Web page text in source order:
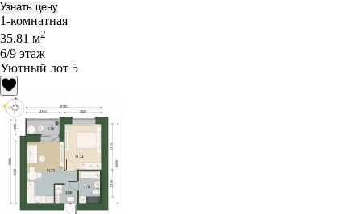
Узнать цену
1-комнатная
35.81 м2
6/9 этаж
Уютный лот 5